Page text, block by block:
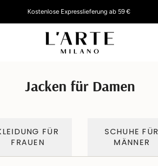
Jacken für Damen
FÜR
FRAUEN
SCHUHE FÜR
MÄNNER